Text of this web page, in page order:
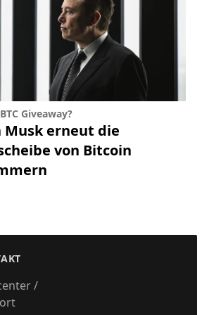
Giveaway?
Musk erneut die
von Bitcoin
/